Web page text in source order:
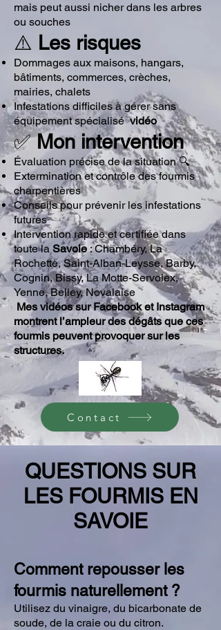
mais peut aussi nicher dans les arbres
ou souches
⚠️ Les risques
Dommages aux maisons, hangars,
bâtiments, commerces, crèches,
mairies, chalets
Infestations difficiles à gérer sans
équipement spécialisévidéo
✅Mon intervention
Évaluation précise de la situation 🔍
Extermination et contrôle des fourmis
charpentières
Conseils pour prévenir les infestations
futures
Intervention rapide et certifiée dans
toute la Savoie: Chambéry, La
Rochette, Saint-Alban-Leysse, Barby,
Cognin, Bissy, La Motte-Servolex,
Yenne, Belley, Novalaise
Mes vidéos sur Facebook et Instagram
montrent l’ampleur des dégâts que ces
fourmis peuvent provoquer sur les
structures.
Contact
QUESTIONS SUR
LES FOURMIS EN
SAVOIE
Comment repousser les
fourmis naturellement ?
Utilisez du vinaigre, du bicarbonate de
soude, de la craie ou du citron.